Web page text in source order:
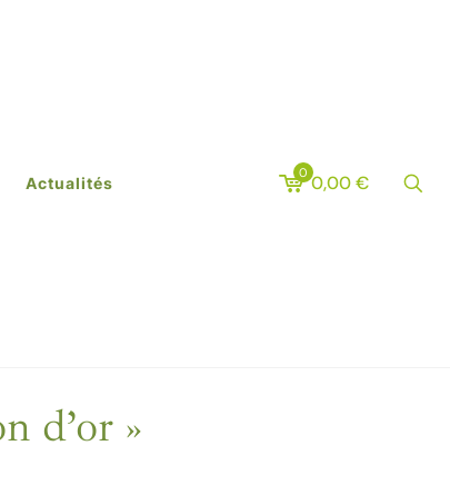
Actualités
0 0,00€
d’or »